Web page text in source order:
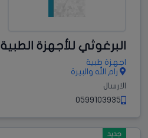
البرغوثي للأجهزة الطبية
اجهزة طبية
رام الله والبيرة
الارسال
0599103935
جديد